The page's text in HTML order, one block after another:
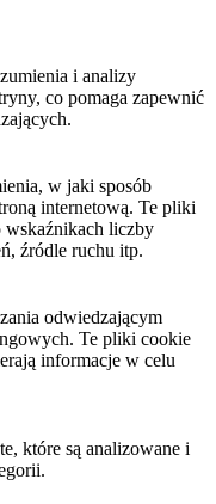
i analizy
co pomaga zapewnić
w jaki sposób
internetową. Te pliki
wskaźnikach liczby
źródle ruchu itp.
odwiedzającym
Te pliki cookie
informacje w celu
które są analizowane i